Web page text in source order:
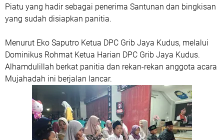
Piatu yang hadir sebagai penerima Santunan dan bingkisan
yang sudah disiapkan panitia.
Menurut Eko Saputro Ketua DPC Grib Jaya Kudus, melalui
Dominikus Rohmat Ketua Harian DPC Grib Jaya Kudus.
Alhamdulillah berkat panitia dan rekan-rekan anggota acara
Mujahadah ini berjalan lancar.